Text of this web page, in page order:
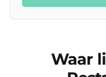
Waar